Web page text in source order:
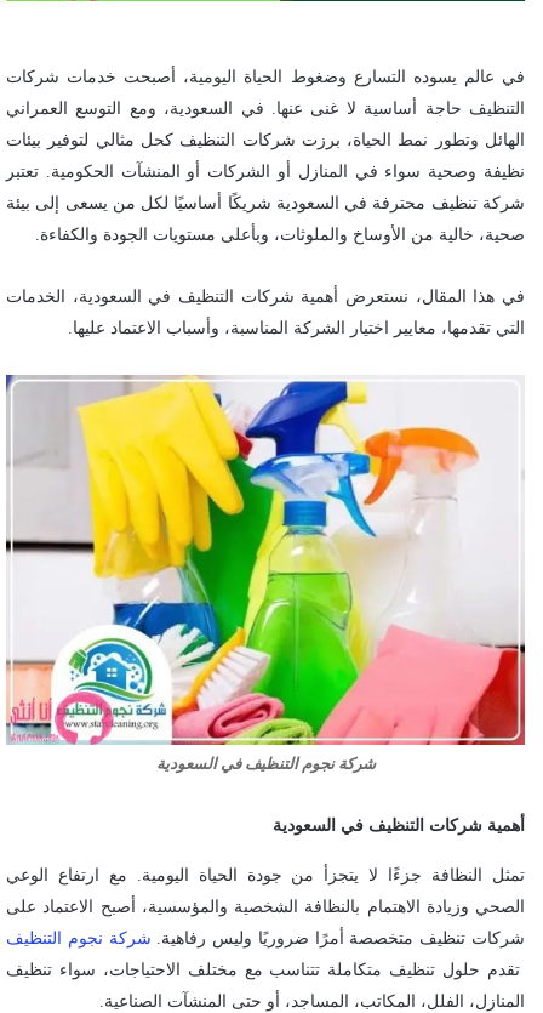
في عالم يسوده التسارع وضغوط الحياة اليومية، أصبحت خدمات شركات
التنظيف حاجة أساسية لا غنى عنها. في السعودية، ومع التوسع العمراني
الهائل وتطور نمط الحياة، برزت شركات التنظيف كحل مثالي لتوفير بيئات
نظيفة وصحية سواء في المنازل أو الشركات أو المنشآت الحكومية. تعتبر
شركة تنظيف محترفة في السعودية شريكًا أساسيًا لكل من يسعى إلى بيئة
صحية، خالية من الأوساخ والملوثات، وبأعلى مستويات الجودة والكفاءة.
في هذا المقال، نستعرض أهمية شركات التنظيف في السعودية، الخدمات
التي تقدمها، معايير اختيار الشركة المناسبة، وأسباب الاعتماد عليها.
شركة نجوم التنظيف في السعودية
أهمية شركات التنظيف في السعودية
تمثل النظافة جزءًا لا يتجزأ من جودة الحياة اليومية. مع ارتفاع الوعي
الصحي وزيادة الاهتمام بالنظافة الشخصية والمؤسسية، أصبح الاعتماد على
شركات تنظيف متخصصة أمرًا ضروريًا وليس رفاهية. شركة نجوم التنظيف
تقدم حلول تنظيف متكاملة تتناسب مع مختلف الاحتياجات، سواء تنظيف
المنازل، الفلل، المكاتب، المساجد، أو حتى المنشآت الصناعية.